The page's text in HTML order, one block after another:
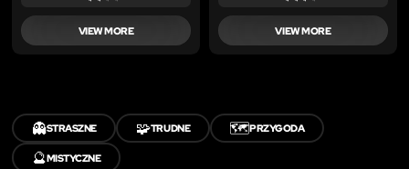
VIEW MORE VIEW MORE
👻STRASZNE 🧩TRUDNE 🗺️PRZYGODA
🔮MISTYCZNE